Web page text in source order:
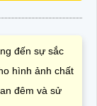
đến sự sắc
hình ảnh chất
đêm và sử